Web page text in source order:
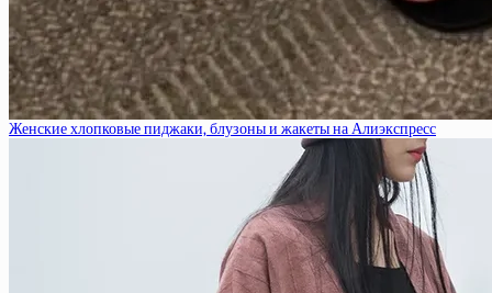
Женские хлопковые пиджаки, блузоны и жакеты на Алиэкспресс